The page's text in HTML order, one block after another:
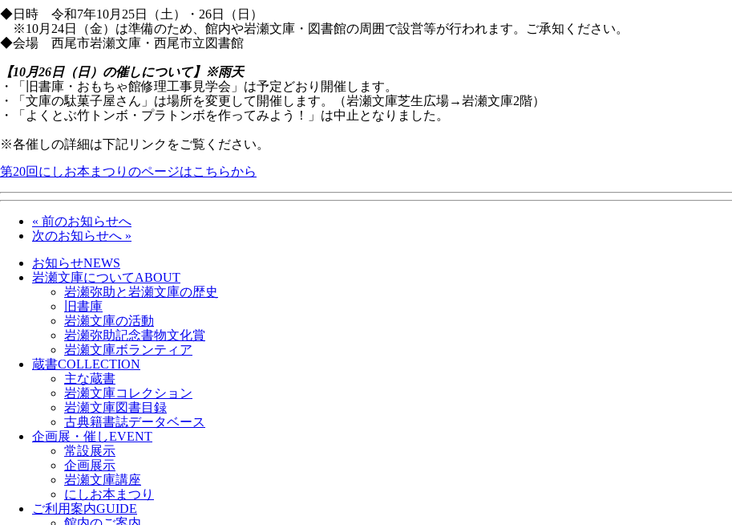
◆日時 令和7年10月25日（土）・26日（日）
※10月24日（金）は準備のため、館内や岩瀬文庫・図書館の周囲で設営等が行われます。ご承知ください。
◆会場 西尾市岩瀬文庫・西尾市立図書館
【10月26日（日）の催しについて】※雨天
・「旧書庫・おもちゃ館修理工事見学会」は予定どおり開催します。
・「文庫の駄菓子屋さん」は場所を変更して開催します。（岩瀬文庫芝生広場→岩瀬文庫2階）
・「よくとぶ竹トンボ・プラトンボを作ってみよう！」は中止となりました。
※各催しの詳細は下記リンクをご覧ください。
第20回にしお本まつりのページはこちらから
« 前のお知らせへ
次のお知らせへ »
お知らせNEWS
岩瀬文庫についてABOUT
岩瀬弥助と岩瀬文庫の歴史
旧書庫
岩瀬文庫の活動
岩瀬弥助記念書物文化賞
岩瀬文庫ボランティア
蔵書COLLECTION
主な蔵書
岩瀬文庫コレクション
岩瀬文庫図書目録
古典籍書誌データベース
企画展・催しEVENT
常設展示
企画展示
岩瀬文庫講座
にしお本まつり
ご利用案内GUIDE